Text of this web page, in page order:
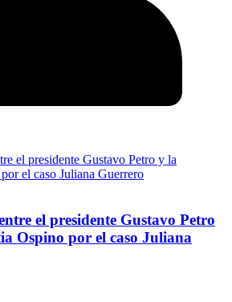
el presidente Gustavo Petro
Ospino por el caso Juliana